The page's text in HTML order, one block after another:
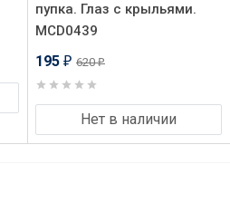
пупка. Глаз с крыльями.
MCD0439
195 ₽ 620₽
Нет в наличии